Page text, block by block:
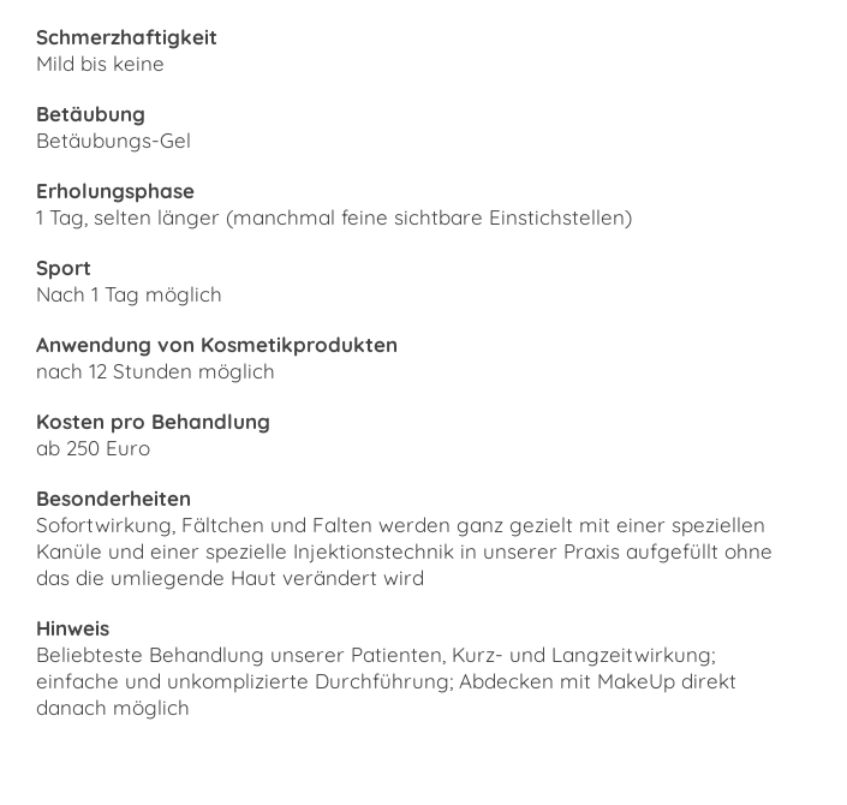
Schmerzhaftigkeit
Mild bis keine
Betäubung
Betäubungs-Gel
Erholungsphase
1 Tag, selten länger (manchmal feine sichtbare Einstichstellen)
Sport
Nach 1 Tag möglich
Anwendung von Kosmetikprodukten
nach 12 Stunden möglich
Kosten pro Behandlung
ab 250 Euro
Besonderheiten
Sofortwirkung, Fältchen und Falten werden ganz gezielt mit einer speziellen
Kanüle und einer spezielle Injektionstechnik in unserer Praxis aufgefüllt ohne
das die umliegende Haut verändert wird
Hinweis
Beliebteste Behandlung unserer Patienten, Kurz- und Langzeitwirkung;
einfache und unkomplizierte Durchführung; Abdecken mit MakeUp direkt
danach möglich